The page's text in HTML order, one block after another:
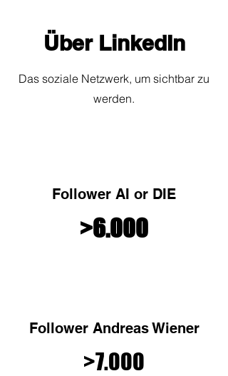
Über LinkedIn
Das soziale Netzwerk, um sichtbar zu
werden.
Follower AI or DIE
>6.000
Follower Andreas Wiener
>7.000